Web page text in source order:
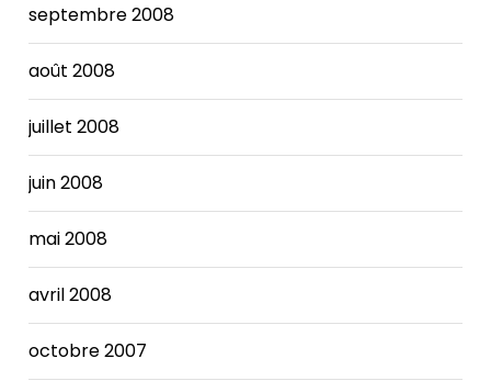
septembre 2008
août 2008
juillet 2008
juin 2008
mai 2008
avril 2008
octobre 2007